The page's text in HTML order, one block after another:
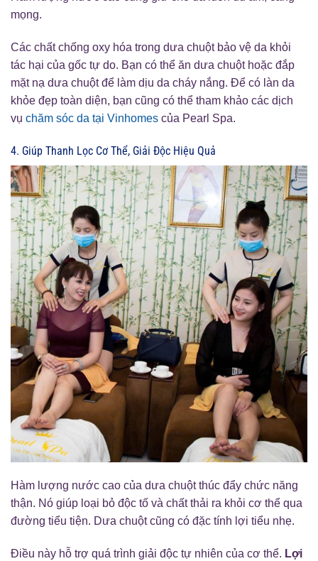
mọng.
Các chất chống oxy hóa trong dưa chuột bảo vệ da khỏi
tác hại của gốc tự do. Bạn có thể ăn dưa chuột hoặc đắp
mặt nạ dưa chuột để làm dịu da cháy nắng. Để có làn da
khỏe đẹp toàn diện, bạn cũng có thể tham khảo các dịch
vụ chăm sóc da tại Vinhomes của Pearl Spa.
4. Giúp Thanh Lọc Cơ Thể, Giải Độc Hiệu Quả
Hàm lượng nước cao của dưa chuột thúc đẩy chức năng
thận. Nó giúp loại bỏ độc tố và chất thải ra khỏi cơ thể qua
đường tiểu tiện. Dưa chuột cũng có đặc tính lợi tiểu nhẹ.
Điều này hỗ trợ quá trình giải độc tự nhiên của cơ thể. Lợi